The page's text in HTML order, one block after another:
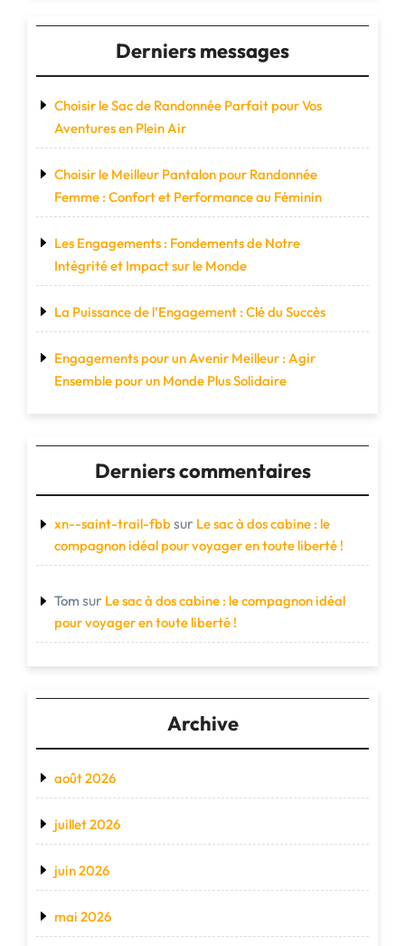
Derniers messages
Choisir le Sac de Randonnée Parfait pour Vos
Aventures en Plein Air
Choisir le Meilleur Pantalon pour Randonnée
Femme : Confort et Performance au Féminin
Les Engagements : Fondements de Notre
Intégrité et Impact sur le Monde
La Puissance de l’Engagement : Clé du Succès
Engagements pour un Avenir Meilleur : Agir
Ensemble pour un Monde Plus Solidaire
Derniers commentaires
xn--saint-trail-fbbsur Le sac à dos cabine : le
compagnon idéal pour voyager en toute liberté !
Tom sur Le sac à dos cabine : le compagnon idéal
pour voyager en toute liberté !
Archive
août 2026
juillet 2026
juin 2026
mai 2026